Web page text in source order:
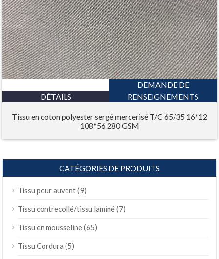
DÉTAILS
DEMANDE DE
RENSEIGNEMENTS
Tissu en coton polyester sergé mercerisé T/C 65/35 16*12
108*56 280 GSM
CATÉGORIES DE PRODUITS
Tissu pour auvent(9)
Tissu contrecollé/tissu laminé(7)
Tissu en mousseline(65)
Tissu Cordura (5)